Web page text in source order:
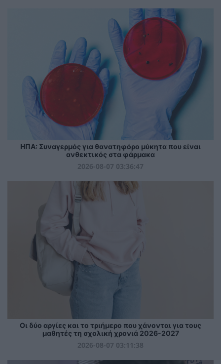
ΗΠΑ: Συναγερμός για θανατηφόρο μύκητα που είναι
ανθεκτικός στα φάρμακα
2026-08-07 03:36:47
Οι δύο αργίες και το τριήμερο που χάνονται για τους
μαθητές τη σχολική χρονιά 2026-2027
2026-08-07 03:11:38